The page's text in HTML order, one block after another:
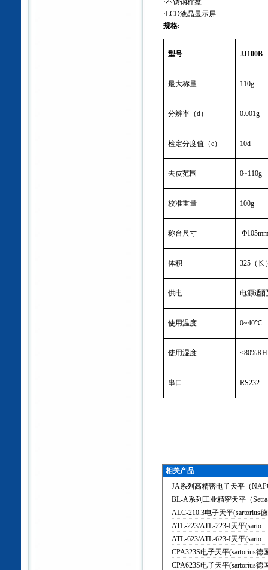
·不锈钢秤盘
·LCD液晶显示屏
规格:
型号 JJ100B
最大称量 110g
分辨率（d） 0.001g
检定分度值（e） 10d
去皮范围 0~110g
校准重量 100g
称台尺寸
体积 325 （长
供电 电源适
使用温度 0~40℃
使用湿度 ≤80%RH
串口 RS232
相关产品
JA系列高精密电子天平（
BL-A系列工业精密天平（
ALC-210.3电子天平(sartorius
ATL-223/ATL-223-I天平(sarto...
ATL-623/ATL-623-I天平(sarto...
CPA323S电子天平(sartorius德
CPA623S电子天平(sartorius德